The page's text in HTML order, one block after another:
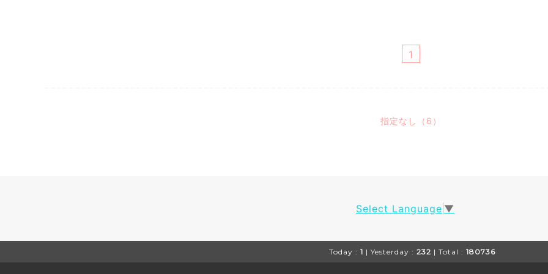
1
指定なし（6）
Select Language ▼
Today : 1 | Yesterday : 232 | Total : 180736